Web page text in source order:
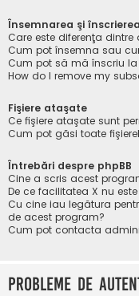
Însemnarea şi
Care este diferenţa
Cum pot însemna sau
Cum pot să mă înscriu
How do I remove my
Fişiere ataşate
Ce fişiere ataşate sunt
Cum pot găsi toate
Întrebări despre phpBB
Cine a scris acest
De ce facilitatea X nu
Cu cine iau legătura
de acest program?
Cum pot contacta
Probleme de